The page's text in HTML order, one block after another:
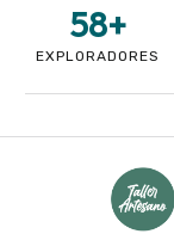
EXPLORADORES
58+